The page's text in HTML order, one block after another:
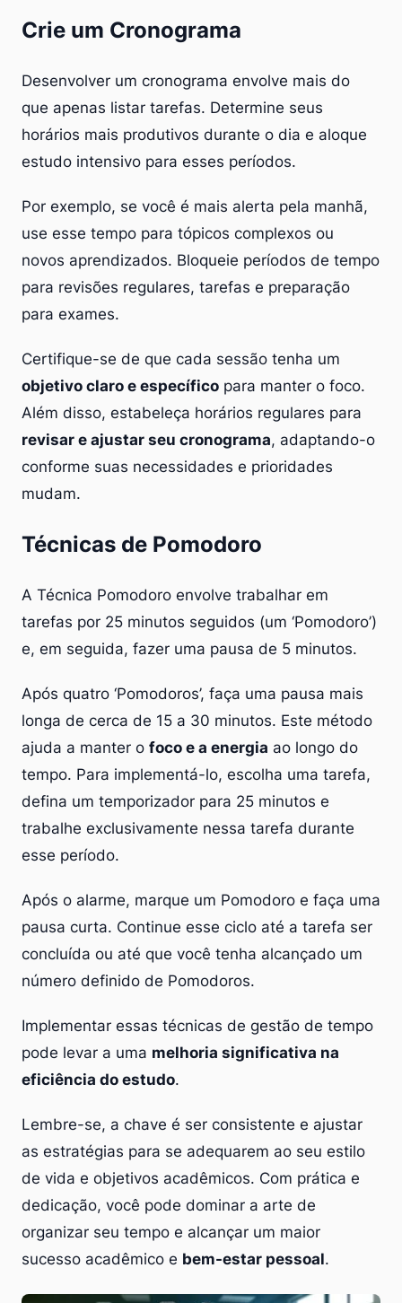
Crie um Cronograma
Desenvolver um cronograma envolve mais do
que apenas listar tarefas. Determine seus
horários mais produtivos durante o dia e aloque
estudo intensivo para esses períodos.
Por exemplo, se você é mais alerta pela manhã,
use esse tempo para tópicos complexos ou
novos aprendizados. Bloqueie períodos de tempo
para revisões regulares, tarefas e preparação
para exames.
Certifique-se de que cada sessão tenha um
objetivo claro e específico para manter o foco.
Além disso, estabeleça horários regulares para
revisar e ajustar seu cronograma, adaptando-o
conforme suas necessidades e prioridades
mudam.
Técnicas de Pomodoro
A Técnica Pomodoro envolve trabalhar em
tarefas por 25 minutos seguidos (um ‘Pomodoro’)
e, em seguida, fazer uma pausa de 5 minutos.
Após quatro ‘Pomodoros’, faça uma pausa mais
longa de cerca de 15 a 30 minutos. Este método
ajuda a manter o foco e a energia ao longo do
tempo. Para implementá-lo, escolha uma tarefa,
defina um temporizador para 25 minutos e
trabalhe exclusivamente nessa tarefa durante
esse período.
Após o alarme, marque um Pomodoro e faça uma
pausa curta. Continue esse ciclo até a tarefa ser
concluída ou até que você tenha alcançado um
número definido de Pomodoros.
Implementar essas técnicas de gestão de tempo
pode levar a uma melhoria significativa na
eficiência do estudo.
Lembre-se, a chave é ser consistente e ajustar
as estratégias para se adequarem ao seu estilo
de vida e objetivos acadêmicos. Com prática e
dedicação, você pode dominar a arte de
organizar seu tempo e alcançar um maior
sucesso acadêmico e bem-estar pessoal.